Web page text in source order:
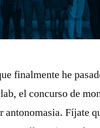
finalmente he
el concurso de
antonomasia. Fíjate